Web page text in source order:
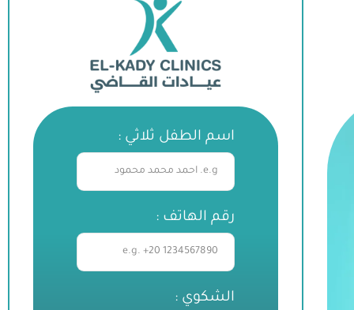
اسم الطفل ثلاثي :
رقم الهاتف :
الشكوي :